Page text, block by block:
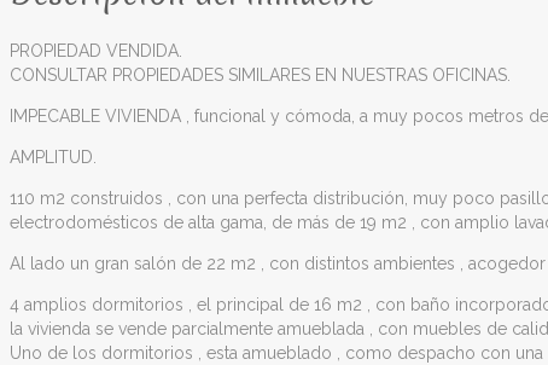
PROPIEDAD VENDIDA.
CONSULTAR PROPIEDADES SIMILARES EN NUESTRAS OFICINAS.
IMPECABLE VIVIENDA , funcional y cómoda, a muy pocos metros
AMPLITUD.
110 m2 construidos , con una perfecta distribución, muy poco
electrodomésticos de alta gama, de más de 19 m2 , con amplio
Al lado un gran salón de 22 m2 , con distintos ambientes , acogedor
4 amplios dormitorios , el principal de 16 m2 , con baño
la vivienda se vende parcialmente amueblada , con muebles de
Uno de los dormitorios , esta amueblado , como despacho con una